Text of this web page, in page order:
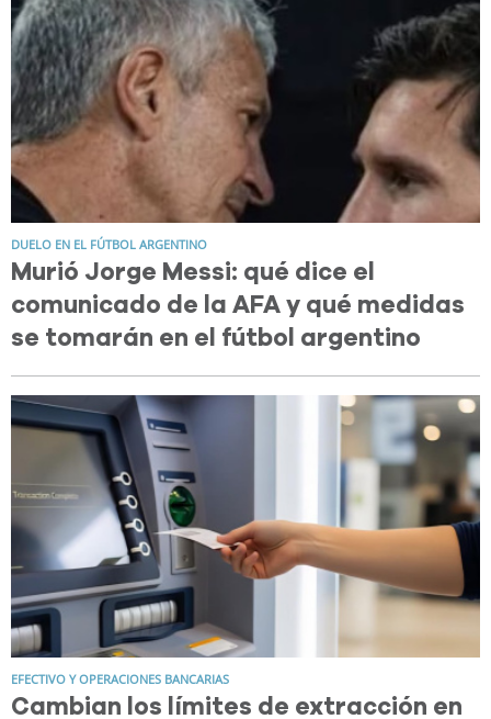
DUELO EN EL FÚTBOL ARGENTINO
Murió Jorge Messi: qué dice el
comunicado de la AFA y qué medidas
se tomarán en el fútbol argentino
EFECTIVO Y OPERACIONES BANCARIAS
Cambian los límites de extracción en